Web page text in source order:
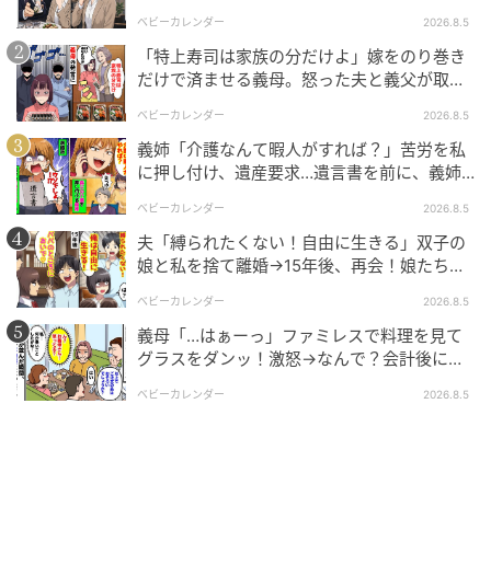
ウーマンエキサイト
ベビーカレンダー 2026.8.5
「特上寿司は家族の分だけよ」嫁をのり巻き
だけで済ませる義母。怒った夫と義父が取っ
ベビーカレンダー 2026.8.5
義姉「介護なんて暇人がすれば？」苦労を私
に押し付け、遺産要求…遺言書を前に、義姉
ベビーカレンダー 2026.8.5
夫「縛られたくない！自由に生きる」双子の
娘と私を捨て離婚→15年後、再会！娘たち
ベビーカレンダー 2026.8.5
義母「…はぁーっ」ファミレスで料理を見て
グラスをダンッ！激怒→なんで？会計後に知
ベビーカレンダー 2026.8.5